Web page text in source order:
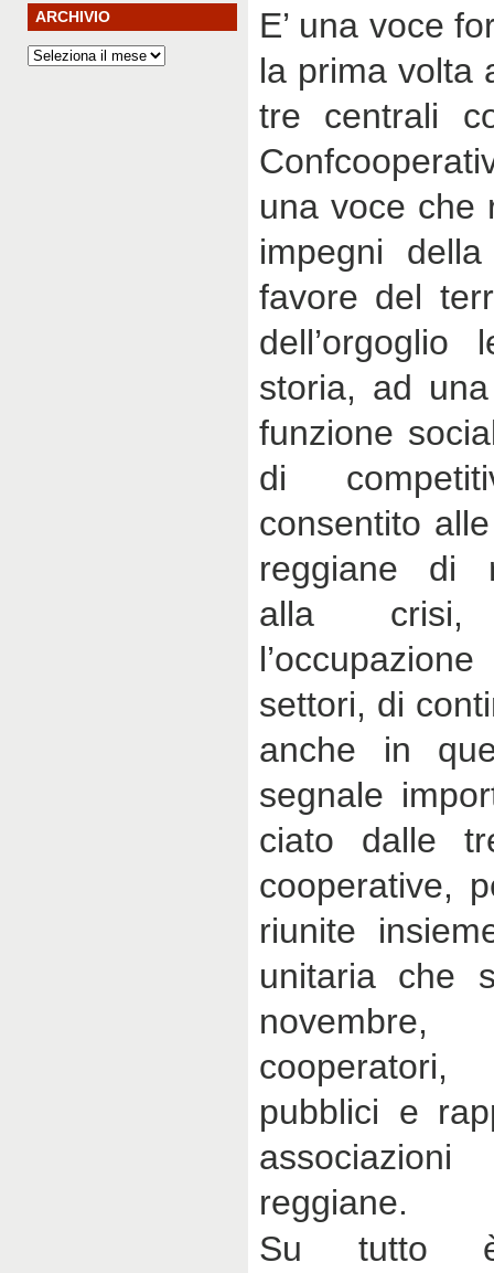
ARCHIVIO
E’ una voce
la prima volta
tre centrali
una voce che
impegni
favore del
storia, ad
funzione
di
consentito
reggiane di
alla
settori, di
anche in
segnale
ciato dalle
cooperative,
riunite
unitaria che
pubblici e
reggiane.
Su tutto